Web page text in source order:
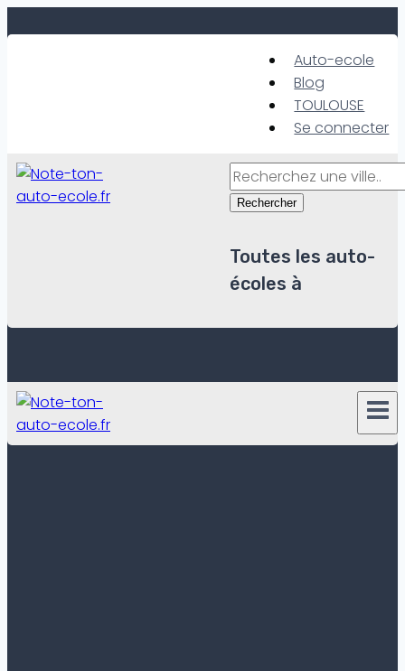
to
Auto-ecole
Blog
TOULOUSE
Se connecter
Rechercher
Toutes les auto-
écoles à